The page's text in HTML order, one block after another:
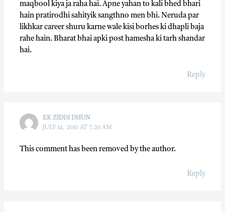
maqbool kiya ja raha hai. Apne yahan to kali bhed bhari
hain pratirodhi sahityik sangthno men bhi. Neruda par
likhkar career shuru karne wale kisi borhes ki dhapli baja
rahe hain. Bharat bhai apki post hamesha ki tarh shandar
hai.
Reply
EK ZIDDI DHUN
JULY 14, 2010 AT 7:20 AM
This comment has been removed by the author.
Reply